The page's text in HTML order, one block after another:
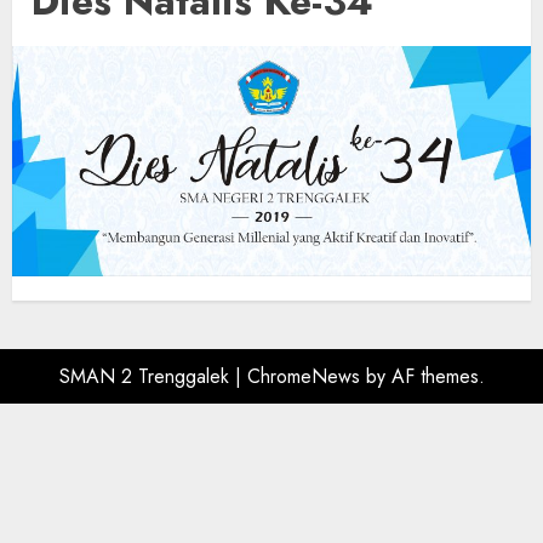
SMAN 2 Trenggalek | ChromeNews by AF themes.